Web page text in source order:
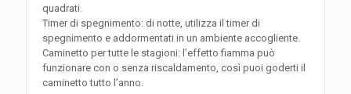
quadrati.
Timer di spegnimento: di notte, utilizza il timer di
spegnimento e addormentati in un ambiente accogliente.
Caminetto per tutte le stagioni: l’effetto fiamma può
funzionare con o senza riscaldamento, così puoi goderti il
caminetto tutto l’anno.